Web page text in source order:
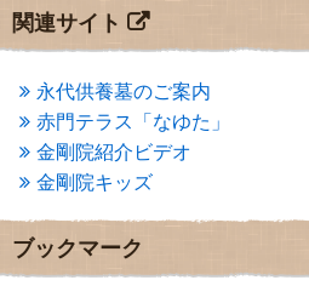
2013年8月
(7)
2013年7月
(7)
2013年5月(13)
2013年4月(1)
2013年3月 (4)
2013年2月(6)
2013年1月(6)
2012年12月(7)
2012年11月(7)
2012年10月
関連サイト
永代供養墓のご案内
赤門テラス「なゆた」
金剛院紹介ビデオ
金剛院キッズ
ブックマーク